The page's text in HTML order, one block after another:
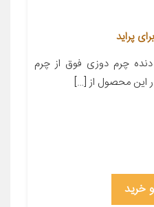
چرم دوزی فوق از چرم
این محصول از […]
خرید